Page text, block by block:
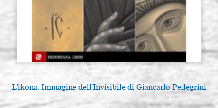
L'ikona. Immagine dell'Invisibile di Giancarlo Pellegrini